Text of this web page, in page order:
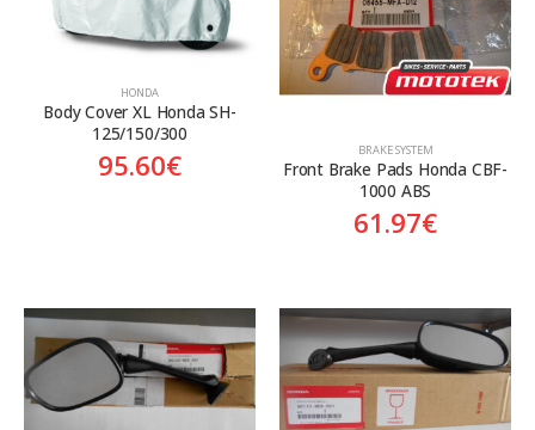
HONDA
Body Cover XL Honda SH-
125/150/300
95.60€ BRAKE SYSTEM
Front Brake Pads Honda CBF-
1000 ABS
61.97€